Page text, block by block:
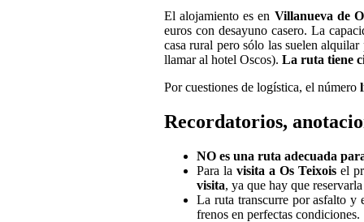
El alojamiento es en Villanueva de
euros con desayuno casero. La
casa rural pero sólo las suelen
llamar al hotel Oscos). La ruta tiene
Por cuestiones de logística, el número
Recordatorios,
NO es una ruta adecuada
Para la visita a Os Teixois el
visita, ya que hay que
La ruta transcurre por asfalto y
frenos en perfectas condiciones.